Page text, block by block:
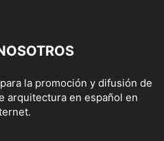
la promoción y difusión de
arquitectura en español en